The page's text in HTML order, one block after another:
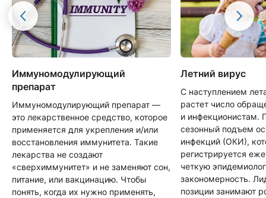
Иммуномодулирующий
препарат
Иммуномодулирующий препарат —
это лекарственное средство, которое
применяется для укрепления и/или
восстановления иммунитета. Такие
лекарства не создают
«сверхиммунитет» и не заменяют сон,
питание, или вакцинацию. Чтобы
понять, когда их нужно применять,
Летний вирус
С наступлением
растет число
и инфекционистам.
сезонный подъем
инфекций (ОКИ),
регистрируется
четкую
закономерность.
позиции занимают